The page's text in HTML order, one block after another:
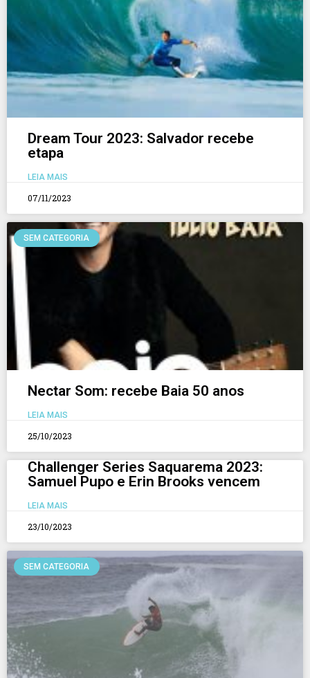
Dream Tour 2023: Salvador recebe
etapa
LEIA MAIS
07/11/2023
SEM CATEGORIA
Nectar Som: recebe Baia 50 anos
LEIA MAIS
25/10/2023
Challenger Series Saquarema 2023:
Samuel Pupo e Erin Brooks vencem
LEIA MAIS
23/10/2023
SEM CATEGORIA